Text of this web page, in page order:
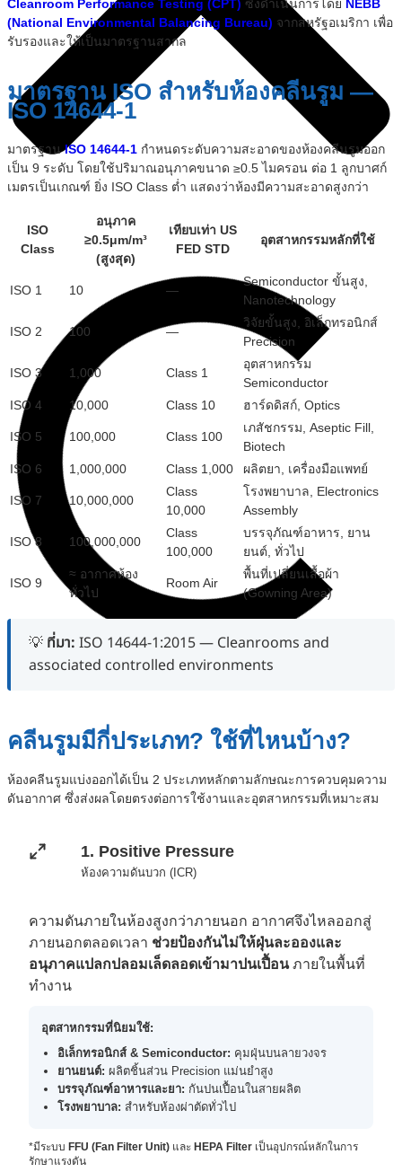
Cleanroom Performance Testing (CPT) ซึ่งดำเนินการโดย NEBB
(National Environmental Balancing Bureau) จากสหรัฐอเมริกา เพื่อ
รับรองและให้เป็นมาตรฐานสากล
มาตรฐาน ISO สำหรับห้องคลีนรูม —
ISO 14644-1
มาตรฐานISO 14644-1 กำหนดระดับความสะอาดของห้องคลีนรูมออก
เป็น 9 ระดับ โดยใช้ปริมาณอนุภาคขนาด ≥0.5 ไมครอน ต่อ 1 ลูกบาศก์
เมตรเป็นเกณฑ์ ยิ่ง ISO Class ต่ำ แสดงว่าห้องมีความสะอาดสูงกว่า
ISO
Class
อนุภาค
≥0.5μm/m³
(สูงสุด)
เทียบเท่า US
FED STD
อุตสาหกรรมหลักที่ใช้
ISO 1 10 —
Semiconductor ขั้นสูง,
Nanotechnology
ISO 2 100 —
วิจัยขั้นสูง, อิเล็กทรอนิกส์
Precision
ISO 3 1,000 Class 1
อุตสาหกรรม
Semiconductor
ISO 4
10,000 Class 10 ฮาร์ดดิสก์, Optics
ISO 5 100,000 Class 100
เภสัชกรรม, Aseptic Fill,
Biotech
ISO 6
1,000,000 Class 1,000 ผลิตยา, เครื่องมือแพทย์
ISO 7 10,000,000
Class
10,000
โรงพยาบาล, Electronics
Assembly
ISO 8 100,000,000
Class
100,000
บรรจุภัณฑ์อาหาร, ยาน
ยนต์, ทั่วไป
ISO 9
≈ อากาศห้อง
ทั่วไป
Room Air
พื้นที่เปลี่ยนเสื้อผ้า
(Gowning Area)
💡 ที่มา: ISO 14644-1:2015 — Cleanrooms and
associated controlled environments
คลีนรูมมีกี่ประเภท? ใช้ที่ไหนบ้าง?
ห้องคลีนรูมแบ่งออกได้เป็น 2 ประเภทหลักตามลักษณะการควบคุมความ
ดันอากาศ ซึ่งส่งผลโดยตรงต่อการใช้งานและอุตสาหกรรมที่เหมาะสม
1. Positive Pressure
ห้องความดันบวก (ICR)
ความดันภายในห้องสูงกว่าภายนอก อากาศจึงไหลออกสู่
ภายนอกตลอดเวลา ช่วยป้องกันไม่ให้ฝุ่นละอองและ
อนุภาคแปลกปลอมเล็ดลอดเข้ามาปนเปื้อนภายในพื้นที่
ทำงาน
อุตสาหกรรมที่นิยมใช้:
อิเล็กทรอนิกส์ & Semiconductor: คุมฝุ่นบนลายวงจร
ยานยนต์: ผลิตชิ้นส่วน Precision แม่นยำสูง
บรรจุภัณฑ์อาหารและยา: กันปนเปื้อนในสายผลิต
โรงพยาบาล: สำหรับห้องผ่าตัดทั่วไป
*มีระบบ FFU (Fan Filter Unit) และ HEPA Filter เป็นอุปกรณ์หลักในการ
รักษาแรงดัน